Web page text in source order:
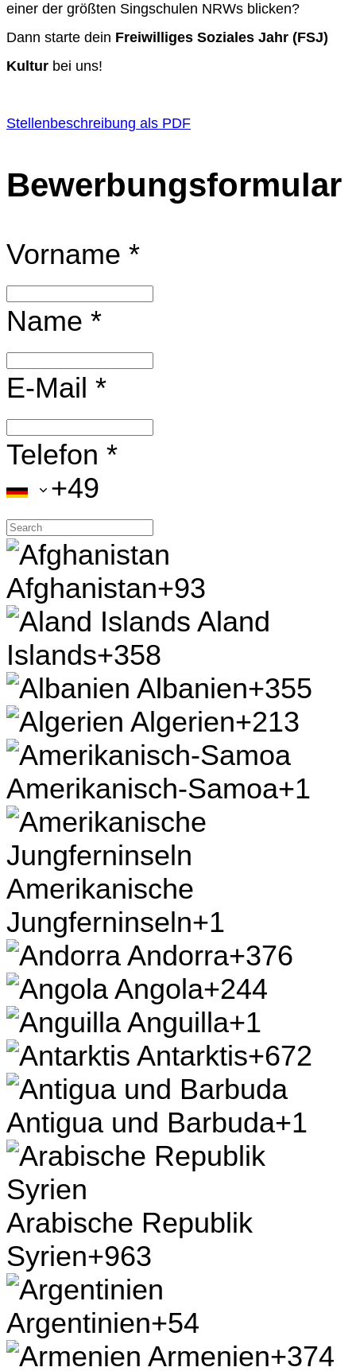
einer der größten Singschulen NRWs blicken?
Dann starte dein Freiwilliges Soziales Jahr (FSJ)
Kultur bei uns!
Stellenbeschreibung als PDF
Bewerbungsformular
Vorname *
Name *
E-Mail *
Telefon *
+49
Afghanistan+93
Aland
Islands+358
Albanien+355
Algerien+213
Amerikanisch-Samoa+1
Amerikanische
Jungferninseln+1
Andorra+376
Angola+244
Anguilla+1
Antarktis+672
Antigua und Barbuda+1
Arabische Republik
Syrien+963
Argentinien+54
Armenien+374